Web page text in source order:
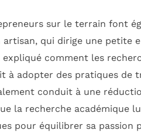
sur le terrain font
artisan, qui dirige une petite
expliqué comment les
à adopter des pratiques de
conduit à une
la recherche académique
pour équilibrer sa passion